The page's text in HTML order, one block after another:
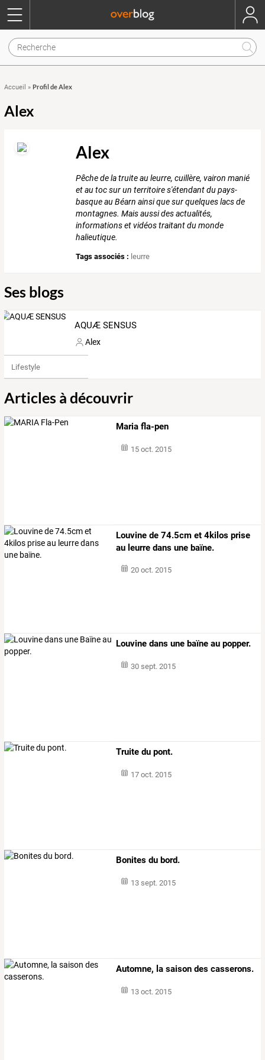
Accueil » Profil de Alex
Alex
Alex
Pêche de la truite au leurre, cuillère, vairon manié
et au toc sur un territoire s'étendant du pays-
basque au Béarn ainsi que sur quelques lacs de
montagnes. Mais aussi des actualités,
informations et vidéos traitant du monde
halieutique.
Tags associés : leurre
Ses blogs
AQUÆ SENSUS
Alex
Lifestyle
Articles à découvrir
Maria fla-pen
15 oct. 2015
Louvine de 74.5cm et 4kilos prise
au leurre dans une baïne.
20 oct. 2015
Louvine dans une baïne au popper.
30 sept. 2015
Truite du pont.
17 oct. 2015
Bonites du bord.
13 sept. 2015
Automne, la saison des casserons.
13 oct. 2015